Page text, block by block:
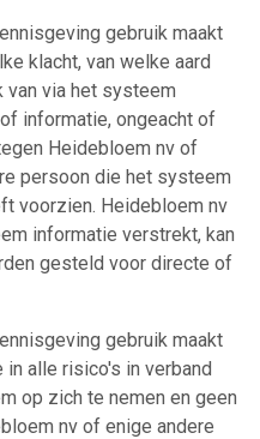
gebruik maakt
klacht, van welke aard
van via het systeem
informatie, ongeacht of
Heidebloem nv of
persoon die het systeem
voorzien. Heidebloem nv
informatie verstrekt, kan
gesteld voor directe of
gebruik maakt
alle risico's in verband
op zich te nemen en geen
nv of enige andere